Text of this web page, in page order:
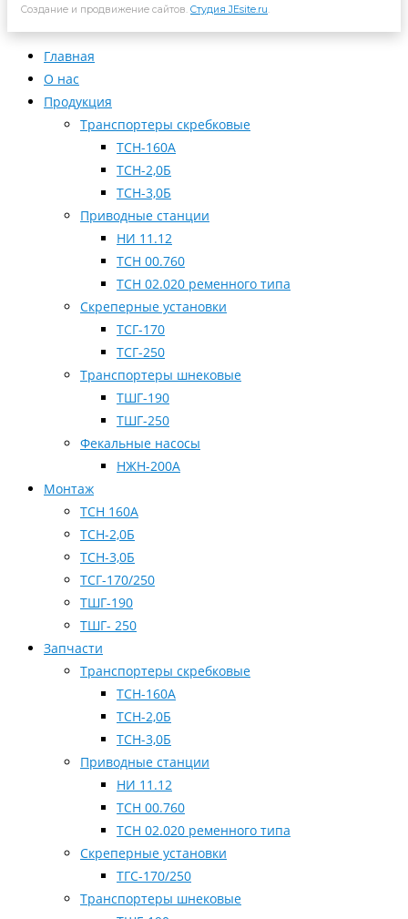
Создание и продвижение сайтов. Студия JEsite.ru
Главная
О нас
Продукция
Транспортеры скребковые
ТСН-160А
ТСН-2,0Б
ТСН-3,0Б
Приводные станции
НИ 11.12
ТСН 00.760
ТСН 02.020 ременного типа
Скреперные установки
ТСГ-170
ТСГ-250
Транспортеры шнековые
ТШГ-190
ТШГ-250
Фекальные насосы
НЖН-200А
Монтаж
ТСН 160А
ТСН-2,0Б
ТСН-3,0Б
ТСГ-170/250
ТШГ-190
ТШГ- 250
Запчасти
Транспортеры скребковые
ТСН-160А
ТСН-2,0Б
ТСН-3,0Б
Приводные станции
НИ 11.12
ТСН 00.760
ТСН 02.020 ременного типа
Скреперные установки
ТГС-170/250
Транспортеры шнековые